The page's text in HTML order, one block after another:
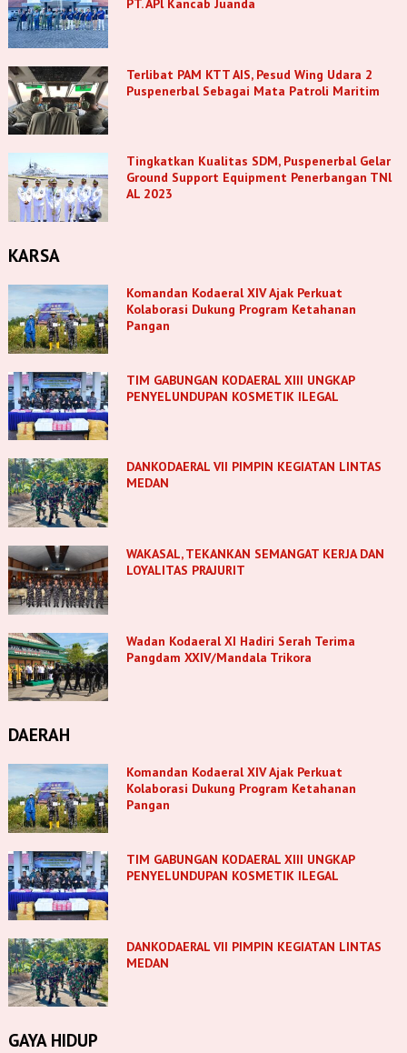
PT. APl Kancab Juanda
Terlibat PAM KTT AIS, Pesud Wing Udara 2
Puspenerbal Sebagai Mata Patroli Maritim
Tingkatkan Kualitas SDM, Puspenerbal Gelar
Ground Support Equipment Penerbangan TNl
AL 2023
KARSA
Komandan Kodaeral XIV Ajak Perkuat
Kolaborasi Dukung Program Ketahanan
Pangan
TIM GABUNGAN KODAERAL XIII UNGKAP
PENYELUNDUPAN KOSMETIK ILEGAL
DANKODAERAL VII PIMPIN KEGIATAN LINTAS
MEDAN
WAKASAL, TEKANKAN SEMANGAT KERJA DAN
LOYALITAS PRAJURIT
Wadan Kodaeral XI Hadiri Serah Terima
Pangdam XXIV/Mandala Trikora
DAERAH
Komandan Kodaeral XIV Ajak Perkuat
Kolaborasi Dukung Program Ketahanan
Pangan
TIM GABUNGAN KODAERAL XIII UNGKAP
PENYELUNDUPAN KOSMETIK ILEGAL
DANKODAERAL VII PIMPIN KEGIATAN LINTAS
MEDAN
GAYA HIDUP